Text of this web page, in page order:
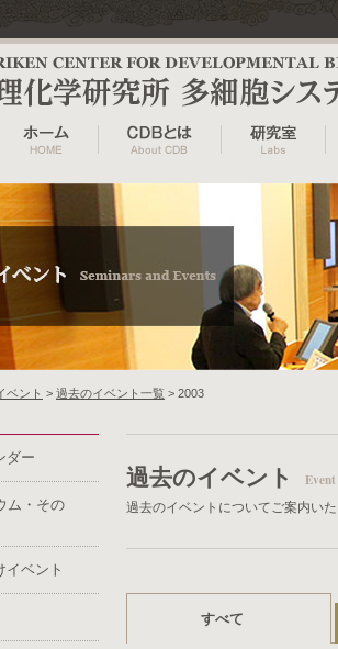
ベント > 過去のイベント一覧 > 2003
ダー
ム・その
イベント
過去のイベント
過去のイベントについてご案内い
すべて